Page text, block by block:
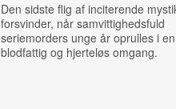
Den sidste flig af inciterende
forsvinder, når samvittighedsfuld
seriemorders unge år oprulles i en
blodfattig og hjerteløs omgang.